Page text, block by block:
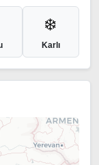
❄️
Karlı